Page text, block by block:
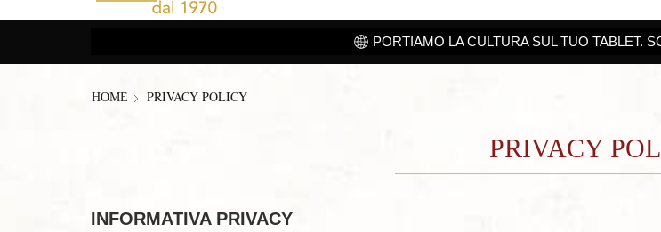
SCOPRI TUTTE LE
HOME PRIVACY POLICY
PRIVACY
INFORMATIVA PRIVACY